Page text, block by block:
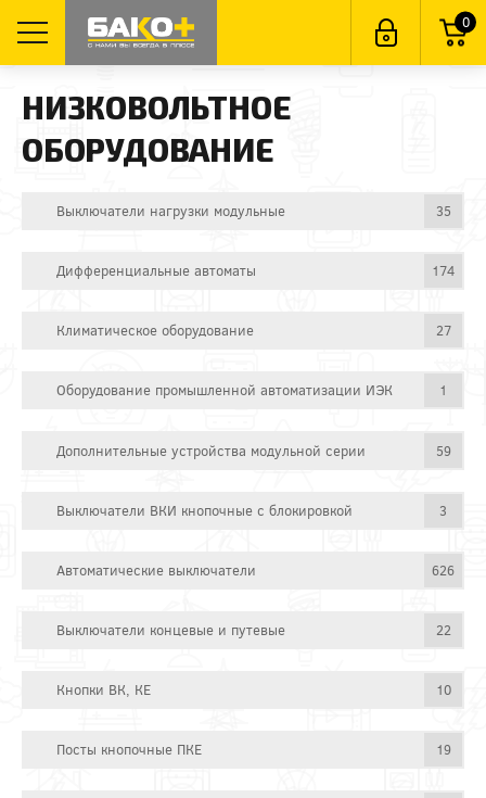
0
НИЗКОВОЛЬТНОЕ
ОБОРУДОВАНИЕ
Выключатели нагрузки модульные 35
Дифференциальные автоматы 174
Климатическое оборудование 27
Оборудование промышленной автоматизации ИЭК 1
Дополнительные устройства модульной серии 59
Выключатели ВКИ кнопочные с блокировкой 3
Автоматические выключатели 626
Выключатели концевые и путевые 22
Кнопки ВК, КЕ 10
Посты кнопочные ПКЕ 19